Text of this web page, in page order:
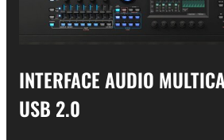
INTERFACE AUDIO
USB 2.0